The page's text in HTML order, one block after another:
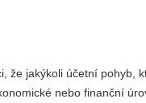
že jakýkoli účetní pohyb,
nebo finanční